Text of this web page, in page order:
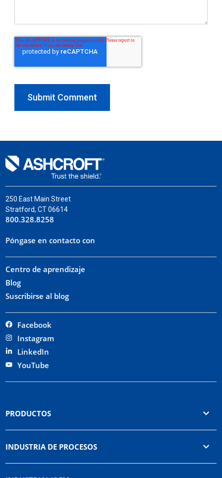
250 East Main Street
Stratford, CT 06614
800.328.8258
Póngase en contacto con
Centro de aprendizaje
Blog
Suscribirse al blog
Facebook
Instagram
LinkedIn
YouTube
PRODUCTOS
INDUSTRIA DE PROCESOS